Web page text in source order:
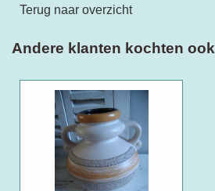
Terug naar overzicht
Andere klanten kochten ook